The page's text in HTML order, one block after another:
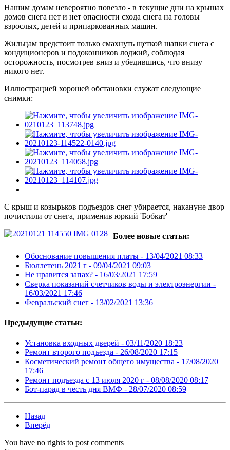
Нашим домам невероятно повезло - в текущие дни на крышах
домов снега нет и нет опасности схода снега на головы
взрослых, детей и припаркованных машин.
Жильцам предстоит только смахнуть щеткой шапки снега с
кондиционеров и подоконников лоджий, соблюдая
осторожность, посмотрев вниз и убедившись, что внизу
никого нет.
Иллюстрацией хорошей обстановки служат следующие
снимки:
С крыш и козырьков подъездов снег убирается, накануне двор
почистили от снега, применив юркий 'Бобкат'
Более новые статьи:
Обоснование повышения платы - 13/04/2021 08:33
Бюллетень 2021 г - 09/04/2021 09:03
Не нравится запах? - 16/03/2021 17:59
Сверка показаний счетчиков воды и электроэнергии -
16/03/2021 17:46
Февральский снег - 13/02/2021 13:36
Предыдущие статьи:
Установка входных дверей - 03/11/2020 18:23
Ремонт второго подъезда - 26/08/2020 17:15
Косметический ремонт общего имущества - 17/08/2020
17:46
Ремонт подъезда с 13 июля 2020 г - 08/08/2020 08:17
Бот-парад в честь дня ВМФ - 28/07/2020 08:59
Назад
Вперёд
You have no rights to post comments